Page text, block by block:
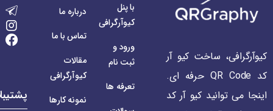
کیوآرگرافی، ساخت کیو آر
کد QR Code حرفه ای.
اینجا می توانید کیو آر کد
با پنل
کیوآرگرافی
ورود و
ثبت نام
تعرفه ها
درباره ما
تماس با ما
مقالات
کیوآرگرافی
نمونه کارها